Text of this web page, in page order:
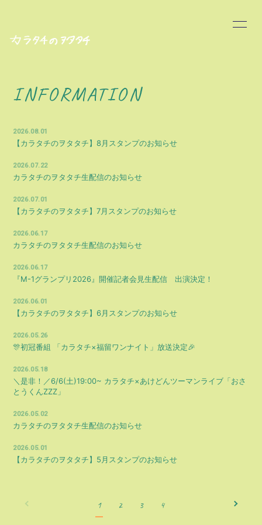
PROFILE
BLOG
MOVIE
PHOTO
STREAM
会員登録 ログイン
INFORMATION
2026.08.01
【カラタチのヲタタチ】8月スタンプのお知らせ
2026.07.22
カラタチのヲタタチ生配信のお知らせ
2026.07.01
【カラタチのヲタタチ】7月スタンプのお知らせ
2026.06.17
カラタチのヲタタチ生配信のお知らせ
2026.06.17
『M-1グランプリ2026』開催記者会見生配信 出演決定！
2026.06.01
【カラタチのヲタタチ】6月スタンプのお知らせ
2026.05.26
🎊初冠番組 「カラタチ×福留ワンナイト」放送決定🎉
2026.05.18
＼是非！／6/6(土)19:00~ カラタチ×あけどんツーマンライブ「おさ
とうくんZZZ」
2026.05.02
カラタチのヲタタチ生配信のお知らせ
2026.05.01
【カラタチのヲタタチ】5月スタンプのお知らせ
1 2 3 4